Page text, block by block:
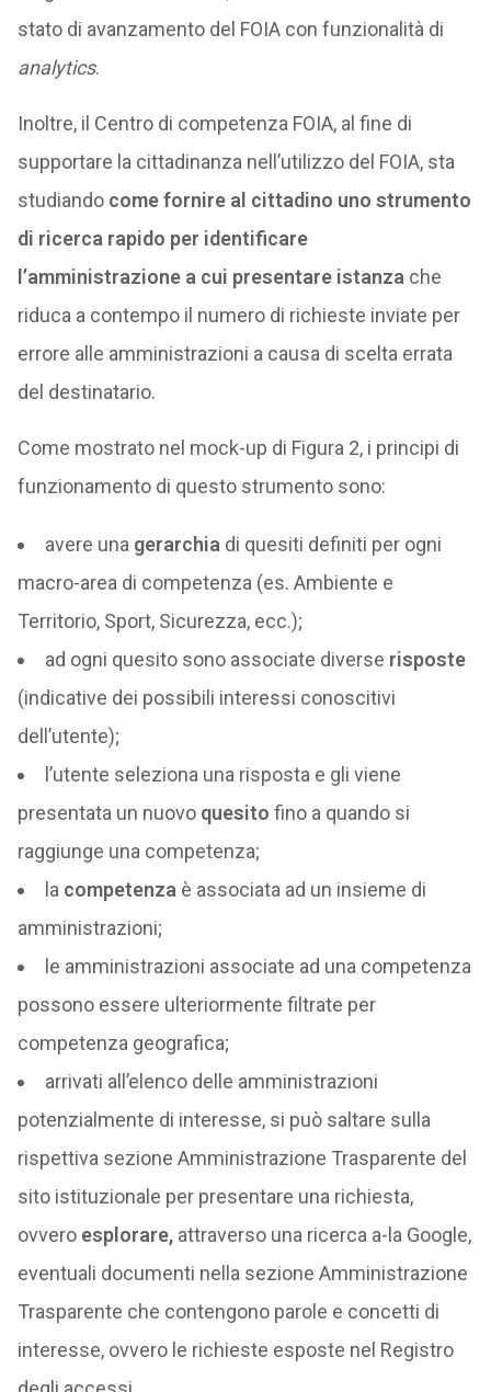
stato di avanzamento del FOIA con funzionalità di
analytics.
Inoltre, il Centro di competenza FOIA, al fine di
supportare la cittadinanza nell’utilizzo del FOIA, sta
studiando come fornire al cittadino uno strumento
di ricerca rapido per identificare
l’amministrazione a cui presentare istanza che
riduca a contempo il numero di richieste inviate per
errore alle amministrazioni a causa di scelta errata
del destinatario.
Come mostrato nel mock-up di Figura 2, i principi di
funzionamento di questo strumento sono:
avere una gerarchia di quesiti definiti per ogni
macro-area di competenza (es. Ambiente e
Territorio, Sport, Sicurezza, ecc.);
ad ogni quesito sono associate diverse risposte
(indicative dei possibili interessi conoscitivi
dell’utente);
l’utente seleziona una risposta e gli viene
presentata un nuovo quesito fino a quando si
raggiunge una competenza;
la competenza è associata ad un insieme di
amministrazioni;
le amministrazioni associate ad una competenza
possono essere ulteriormente filtrate per
competenza geografica;
arrivati all’elenco delle amministrazioni
potenzialmente di interesse, si può saltare sulla
rispettiva sezione Amministrazione Trasparente del
sito istituzionale per presentare una richiesta,
ovvero esplorare,attraverso una ricerca a-la Google,
eventuali documenti nella sezione Amministrazione
Trasparente che contengono parole e concetti di
interesse, ovvero le richieste esposte nel Registro